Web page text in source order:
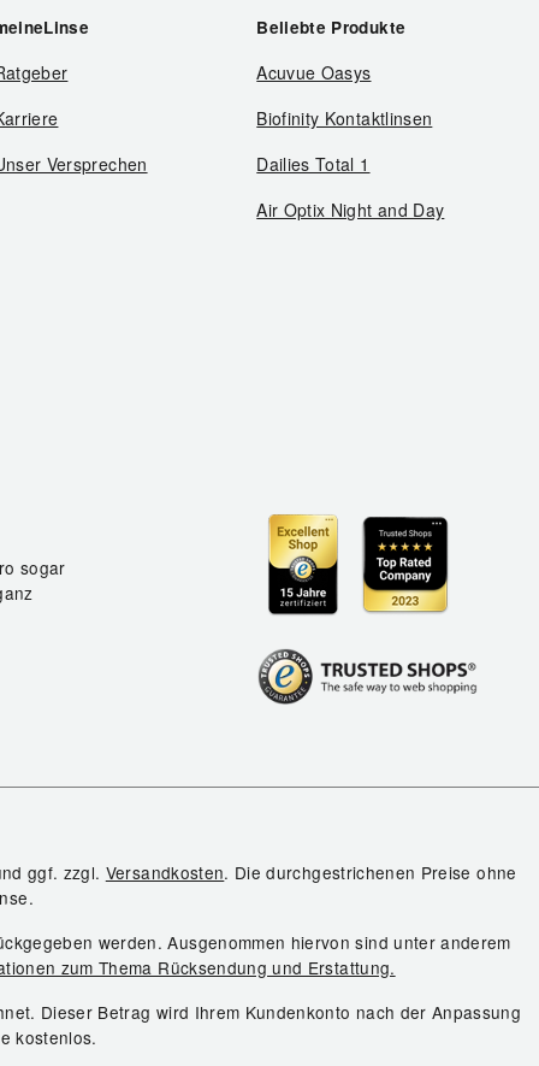
Versprechen
Beliebte Produkte
Acuvue Oasys
Biofinity Kontaktlinsen
Dailies Total 1
Air Optix Night and Day
sogar
ggf. zzgl. Versandkosten. Die durchgestrichenen Preise ohne
werden. Ausgenommen hiervon sind unter anderem
zum Thema Rücksendung und Erstattung.
Dieser Betrag wird Ihrem Kundenkonto nach der Anpassung
kostenlos.